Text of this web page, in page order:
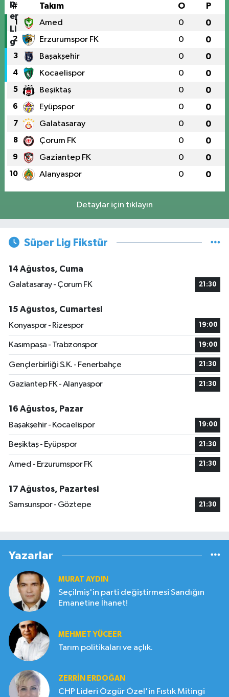
# Takım O P
1 Amed 0 0
2 Erzurumspor FK 0 0
3 Başakşehir 0 0
4 Kocaelispor 0 0
5 Beşiktaş 0 0
6 Eyüpspor 0 0
7 Galatasaray 0 0
8 Çorum FK 0 0
9 Gaziantep FK 0 0
10 Alanyaspor 0 0
Detaylar için tıklayın
Süper Lig Fikstür
14 Ağustos, Cuma
Galatasaray - Çorum FK
21:30
15 Ağustos, Cumartesi
Konyaspor - Rizespor
19:00
Kasımpaşa - Trabzonspor 19:00
Gençlerbirliği S.K. - Fenerbahçe 21:30
Gaziantep FK - Alanyaspor 21:30
16 Ağustos, Pazar
Başakşehir - Kocaelispor
19:00
Beşiktaş - Eyüpspor 21:30
Amed - Erzurumspor FK 21:30
17 Ağustos, Pazartesi
Samsunspor - Göztepe
21:30
Yazarlar
MURAT AYDIN
Seçilmiş'in parti değiştirmesi Sandığın
Emanetine İhanet!
MEHMET YÜCEER
Tarım politikaları ve açlık.
ZERRIN ERDOĞAN
CHP Lideri Özgür Özel'in Fıstık Mitingi